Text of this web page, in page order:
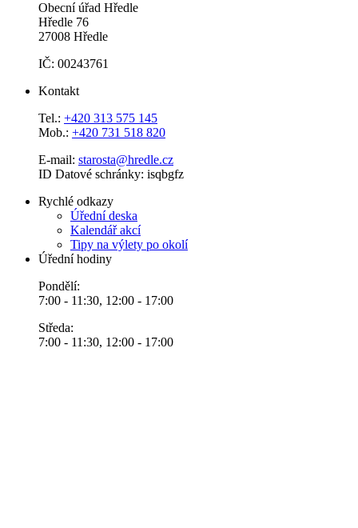
Obecní úřad Hředle
Hředle 76
27008 Hředle
IČ: 00243761
Kontakt
Tel.: +420 313 575 145
Mob.: +420 731 518 820
E-mail: starosta@hredle.cz
ID Datové schránky: isqbgfz
Rychlé odkazy
Úřední deska
Kalendář akcí
Tipy na výlety po okolí
Úřední hodiny
Pondělí:
7:00 - 11:30, 12:00 - 17:00
Středa:
7:00 - 11:30, 12:00 - 17:00